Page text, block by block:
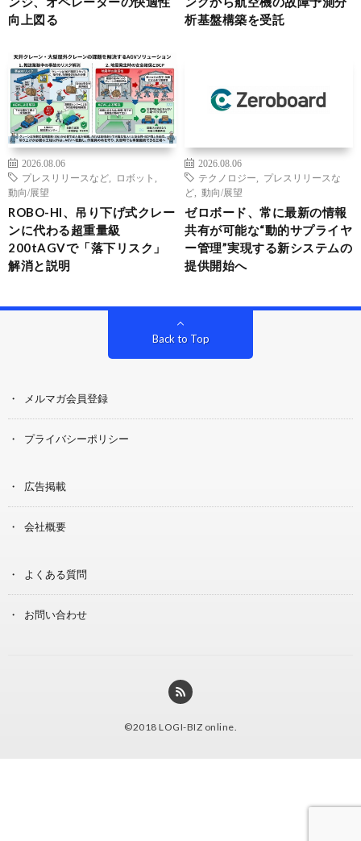
向上図る
析基盤構築を受託
2026.08.06
プレスリリースなど
ロボット
動向/展望
ROBO-HI、吊り下げ式クレー
ンに代わる超重量級
200tAGVで「落下リスク」
解消と説明
2026.08.06
テクノロジー
プレスリリースな
ど
動向/展望
ゼロボード、常に最新の情報
共有が可能な“動的サプライヤ
ー管理”実現する新システムの
提供開始へ
Back to Top
メルマガ会員登録
プライバシーポリシー
広告掲載
会社概要
よくある質問
お問い合わせ
©2018 LOGI-BIZ online